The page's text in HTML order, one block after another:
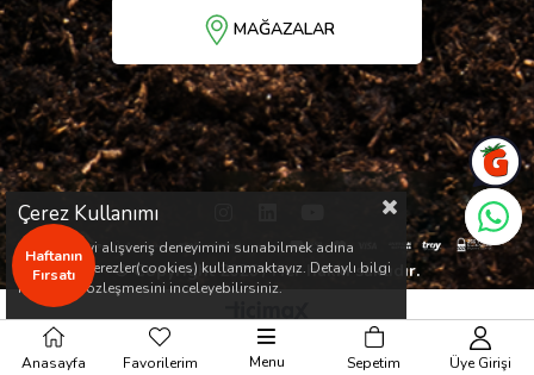
MAĞAZALAR
Haftanın
Fırsatı
© Copyright 2026 / Her hakkı saklıdır.
Çerez Kullanımı
Sizlere en iyi alışveriş deneyimini sunabilmek adına
sitemizde çerezler(cookies) kullanmaktayız. Detaylı bilgi
için Kvkk sözleşmesini inceleyebilirsiniz.
Anasayfa Favorilerim Menu Sepetim Üye Girişi